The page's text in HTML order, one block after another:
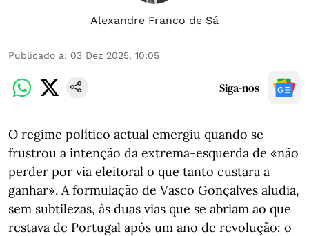
Alexandre Franco de Sá
Publicado a: 03 Dez 2025, 10:05
Siga-nos
O regime político actual emergiu quando se
frustrou a intenção da extrema-esquerda de «não
perder por via eleitoral o que tanto custara a
ganhar». A formulação de Vasco Gonçalves aludia,
sem subtilezas, às duas vias que se abriam ao que
restava de Portugal após um ano de revolução: o